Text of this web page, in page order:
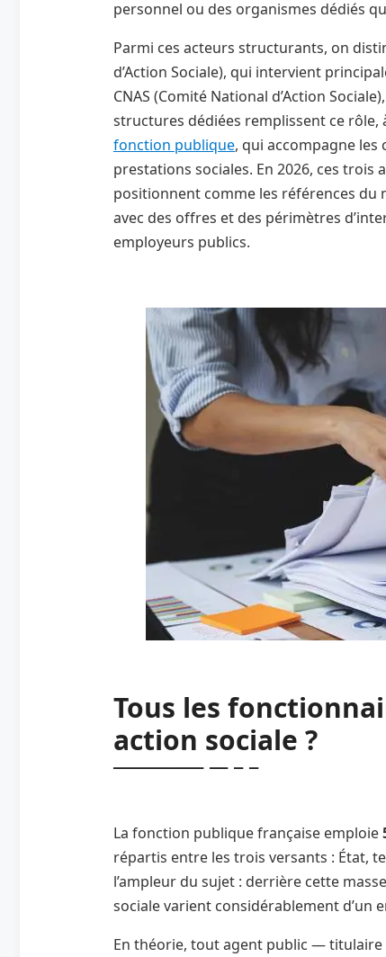
personnel ou des organismes dédiés
Parmi ces acteurs structurants, on
d’Action Sociale), qui intervient
CNAS (Comité National d’Action
structures dédiées remplissent ce rôle,
fonction publique, qui accompagne les
prestations sociales. En 2026, ces trois
positionnent comme les références du
avec des offres et des périmètres
employeurs publics.
Tous les
action sociale ?
La fonction publique française emploie
répartis entre les trois versants : État,
l’ampleur du sujet : derrière cette
sociale varient considérablement d’un
En théorie, tout agent public —